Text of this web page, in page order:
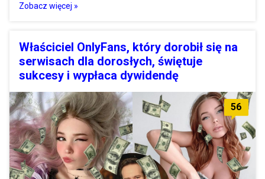
Zobacz więcej »
Właściciel OnlyFans, który dorobił się na
serwisach dla dorosłych, świętuje
sukcesy i wypłaca dywidendę
56